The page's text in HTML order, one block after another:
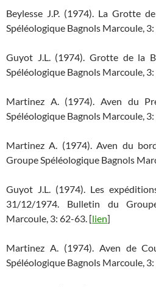
Beylesse J.P. (1974). La Grotte
Spéléologique Bagnols Marcoule,
Guyot J.L. (1974). Grotte de la
Spéléologique Bagnols Marcoule,
Martinez A. (1974). Aven du
Spéléologique Bagnols Marcoule, 3:
Martinez A. (1974). Aven du
Groupe Spéléologique Bagnols
Guyot J.L. (1974). Les
31/12/1974. Bulletin du
Marcoule, 3: 62-63. [lien]
Martinez A. (1974). Aven de
Spéléologique Bagnols Marcoule, 3: